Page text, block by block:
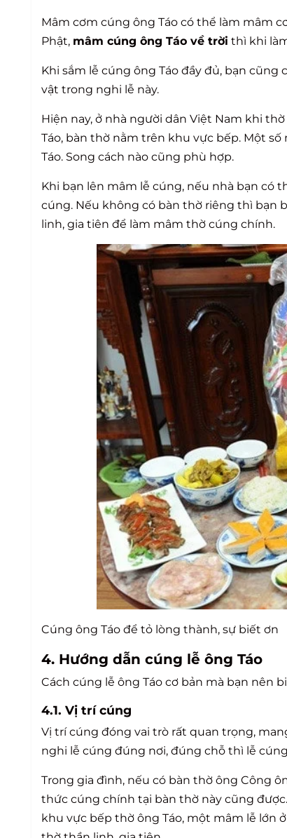
Mâm cơm cúng ông Táo có thể làm mâm
Phật, mâm cúng ông Táo về trời thì khi
Khi sắm lễ cúng ông Táo đầy đủ, bạn
vật trong nghi lễ này.
Hiện nay, ở nhà người dân Việt Nam khi
Táo, bàn thờ nằm trên khu vực bếp. Một
Táo. Song cách nào cũng phù hợp.
Khi bạn lên mâm lễ cúng, nếu nhà bạn có
cúng. Nếu không có bàn thờ riêng thì bạn
linh, gia tiên để làm mâm thờ cúng chính.
Cúng ông Táo để tỏ lòng thành, sự biết ơn
4. Hướng dẫn cúng lễ ông Táo
Cách cúng lễ ông Táo cơ bản mà bạn nên
4.1. Vị trí cúng
Vị trí cúng đóng vai trò rất quan trọng,
nghi lễ cúng đúng nơi, đúng chỗ thì lễ
Trong gia đình, nếu có bàn thờ ông Công
thức cúng chính tại bàn thờ này cũng
khu vực bếp thờ ông Táo, một mâm lễ lớn